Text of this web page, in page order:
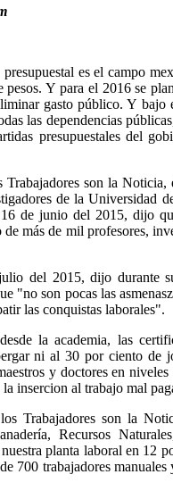
es el campo
Y para el 2016 se
gasto público. Y bajo
las dependencias
presupuestales del
son la Noticia,
de la Universidad
de junio del 2015, dijo
más de mil profesores,
del 2015, dijo durante
son pocas las
las conquistas laborales".
la academia, las
ni al 30 por ciento de
y doctores en
insercion al trabajo mal
Trabajadores son la
Recursos
planta laboral en 12
700 trabajadores